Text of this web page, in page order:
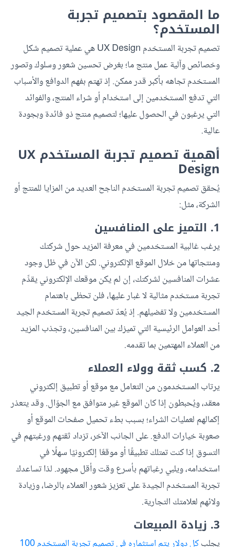
ما المقصود بتصميم تجربة
المستخدم؟
تصميم تجربة المستخدم UX Design هي عملية تصميم شكل
وخصائص وآلية عمل منتج ما؛ بغرض تحسين شعور وسلوك وتصور
المستخدم تجاهه بأكبر قدر ممكن. إذ تهتم بفهم الدوافع والأسباب
التي تدفع المستخدمين إلى استخدام أو شراء المنتج، والفوائد
التي يرغبون في الحصول عليها؛ لتصميم منتج ذو فائدة وبجودة
عالية.
أهمية تصميم تجربة المستخدم UX
Design
يُحقق تصميم تجربة المستخدم الناجح العديد من المزايا للمنتج أو
الشركة، مثل:
1. التميز على المنافسين
يرغب غالبية المستخدمين في معرفة المزيد حول شركتك
ومنتجاتها من خلال الموقع الإلكتروني. لكن الآن في ظل وجود
عشرات المنافسين لشركتك، إن لم يكن موقعك الإلكتروني يقدِّم
تجربة مستخدم مثالية لا غبار عليها، فلن تحظى باهتمام
المستخدمين ولا تفضيلهم. إذ يُعدّ تصميم تجربة المستخدم الجيد
أحد العوامل الرئيسية التي تميزك بين المنافسين، وتجذب المزيد
من العملاء المهتمين بما تقدمه.
2. كسب ثقة وولاء العملاء
يرتاب المستخدمون من التعامل مع موقع أو تطبيق إلكتروني
معقد، ويُحبطون إذا كان الموقع غير متوافق مع الجوّال. وقد يتعذر
إكمالهم لعمليات الشراء؛ بسبب بطء تحميل صفحات الموقع أو
صعوبة خيارات الدفع. على الجانب الآخر، تزداد ثقتهم ورغبتهم في
التسوق إذا كنت تمتلك تطبيقًا أو موقعًا إلكترونيًا سهلًا في
استخدامه، ويلبي رغباتهم بأسرع وقت وأقل مجهود. لذا تساعدك
تجربة المستخدم الجيدة على تعزيز شعور العملاء بالرضا، وزيادة
ولائهم لعلامتك التجارية.
3. زيادة المبيعات